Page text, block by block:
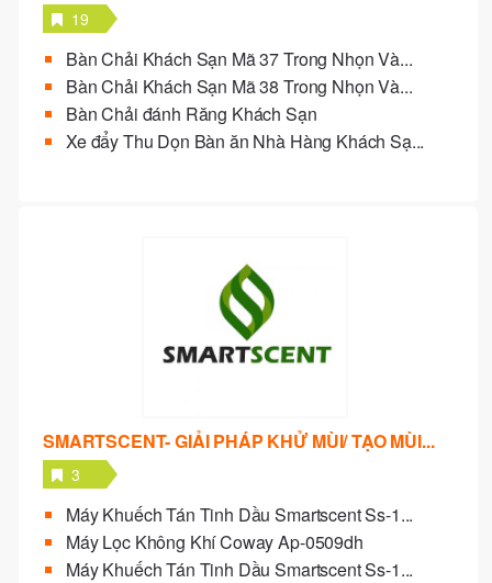
19
Bàn Chải Khách Sạn Mã 37 Trong Nhọn Và...
Bàn Chải Khách Sạn Mã 38 Trong Nhọn Và...
Bàn Chải đánh Răng Khách Sạn
Xe đẩy Thu Dọn Bàn ăn Nhà Hàng Khách Sạ...
SMARTSCENT- GIẢI PHÁP KHỬ MÙI/ TẠO MÙI...
3
Máy Khuếch Tán Tinh Dầu Smartscent Ss-1...
Máy Lọc Không Khí Coway Ap-0509dh
Máy Khuếch Tán Tinh Dầu Smartscent Ss-1...